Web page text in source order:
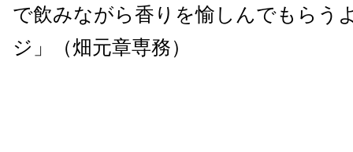
で飲みながら香りを愉しんでもらう
ジ」（畑元章専務）